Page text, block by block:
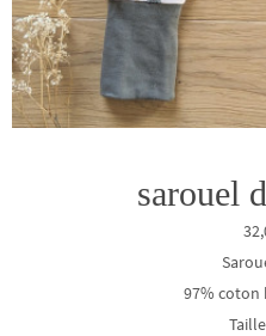
sarouel
97% coton